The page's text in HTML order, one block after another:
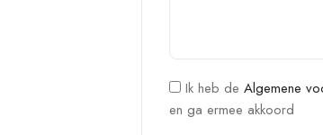
Ik heb de Algemene
en ga ermee akkoord